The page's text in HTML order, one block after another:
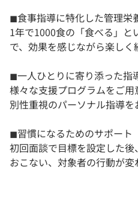
◼︎食事指導に特化した管理栄
1年で1000食の「食べる」と
で、効果を感じながら楽しく
◼︎一人ひとりに寄り添った指
様々な支援プログラムをご
別性重視のパーソナル指導を
◼︎習慣になるためのサポート
初回面談で目標を設定した
おこない、対象者の行動が変